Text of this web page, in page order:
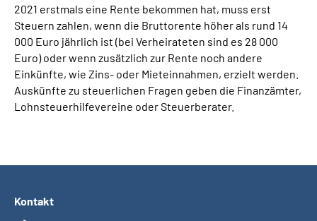
2021 erstmals eine Rente bekommen hat, muss erst
Steuern zahlen, wenn die Bruttorente höher als rund 14
000 Euro jährlich ist (bei Verheirateten sind es 28 000
Euro) oder wenn zusätzlich zur Rente noch andere
Einkünfte, wie Zins- oder Mieteinnahmen, erzielt werden.
Auskünfte zu steuerlichen Fragen geben die Finanzämter,
Lohnsteuerhilfevereine oder Steuerberater.
Kontakt